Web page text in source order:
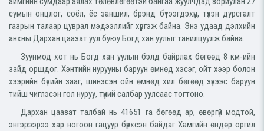
сумын онцлог, соёл, ёс заншил, брэнд бүтээгдэхүүн, түүхэн дурсгалт
газрын талаар цуврал мэдээллийг хүргэж байна. Энэ удаад дэлхийн
анхны Дархан цаазат уул буюу Богд хан уулыг танилцуулж байна.
Зуунмод хот нь Богд хан уулын бэлд байрлах бөгөөд 8 км-ийн
зайд оршдог. Хэнтийн нурууны баруун өмнөд хэсэг, ойт хээр болон
хээрийн бүсийн зааг, шинэсэн ойн өмнөд хил бөгөөд зүүнээс баруун
тийш чиглэсэн гол нуруу, түүний салбар уулсаас тогтоно.
Дархан цаазат талбай нь 41651 га бөгөөд ар, өвөргүй модтой,
энгэрээрээ хар ногоон гацуур бүрхсэн байдаг Хамгийн өндөр оргил